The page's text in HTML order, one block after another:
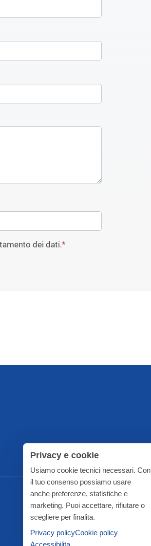
dei dati.*
Privacy e cookie
Usiamo cookie tecnici necessari. Con
il tuo consenso possiamo usare
anche preferenze, statistiche e
marketing. Puoi accettare, rifiutare o
scegliere per finalita.
Privacy policyCookie policy
Accessibilita